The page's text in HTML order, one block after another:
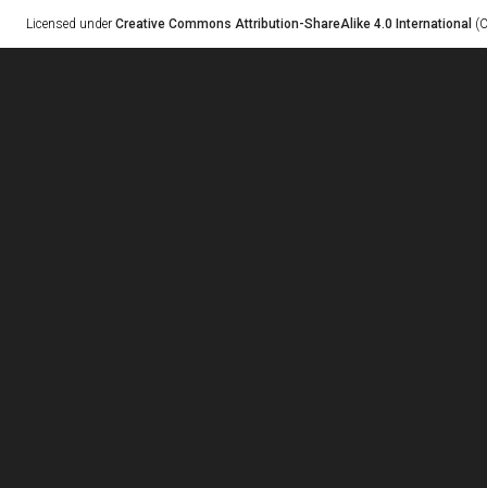
Licensed under Creative Commons Attribution-ShareAlike 4.0 International